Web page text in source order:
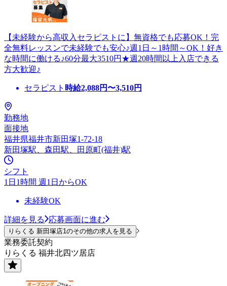
【未経験から高収入セラピストに】無資格でも応募OK！完
全無料レッスンで未経験でも安心♪週1日～1時間～OK！好き
な時間に働ける♪60分最大3510円★週20時間以上入店できる
方大歓迎♪
セラピスト 時給2,088円〜3,510円
勤務地
面接地
福井県福井市新田塚1-72-18
新田塚駅、森田駅、田原町(福井)駅
シフト
1日1時間 週1日からOK
未経験OK
詳細を見る 応募画面に進む
りらくる 新田塚店1のその他の求人を見る
業務委託契約
りらくる 福井北四ツ居店